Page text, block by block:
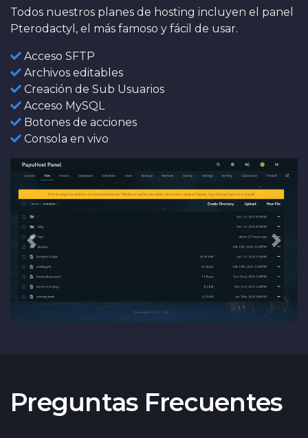
Todos nuestros planes de hosting incluyen el panel
Pterodactyl, el más famoso y fácil de usar.
Acceso SFTP
Archivos editables
Creación de Sub Usuarios
Acceso MySQL
Botones de acciones
Consola en vivo
Anterior
Preguntas Frecuentes